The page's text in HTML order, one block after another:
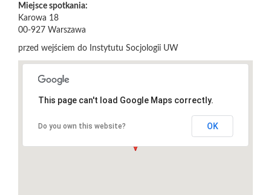
Miejsce spotkania:
Karowa 18
00-927 Warszawa
przed wejściem do Instytutu Socjologii UW
This page can't load Google Maps correctly.
Do you own this website? OK